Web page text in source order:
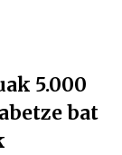
5.000
bat